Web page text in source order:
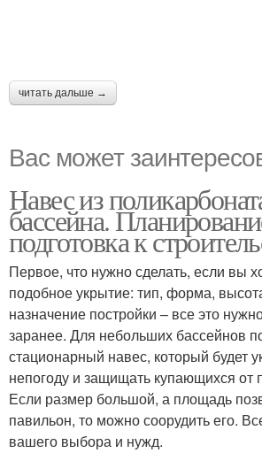
читать дальше →
Вас может
Навес из
бассейна.
подготовка к
Первое, что нужно сделать, если вы
подобное укрытие: тип, форма,
назначение постройки – все это
заранее. Для небольших бассейнов
стационарный навес, который будет
непогоду и защищать купающихся от
Если размер большой, а площадь
павильон, то можно соорудить его.
вашего выбора и нужд.